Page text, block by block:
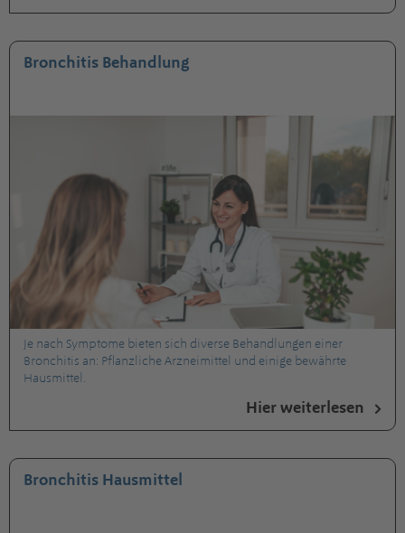
Bronchitis Behandlung
Je nach Symptome bieten sich diverse Behandlungen einer
Bronchitis an: Pflanzliche Arzneimittel und einige bewährte
Hausmittel.
Hier weiterlesen
Bronchitis Hausmittel